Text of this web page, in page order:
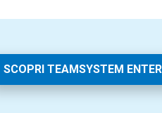
SCOPRI TEAMSYSTEM